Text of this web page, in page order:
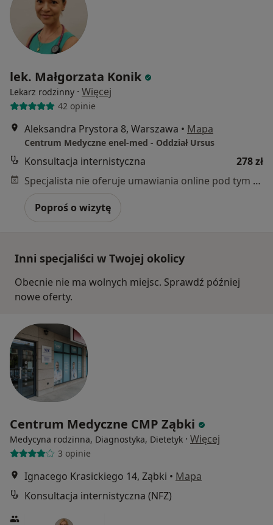
lek. Małgorzata Konik
Lekarz rodzinny · Więcej
42 opinie
Aleksandra Prystora 8, Warszawa • Mapa
Centrum Medyczne enel-med - Oddział Ursus
Konsultacja internistyczna
278 zł
Specjalista nie oferuje umawiania online pod tym adresem.
Poproś o wizytę
Inni specjaliści w Twojej okolicy
Obecnie nie ma wolnych miejsc. Sprawdź później
nowe oferty.
Centrum Medyczne CMP Ząbki
Medycyna rodzinna, Diagnostyka, Dietetyk · Więcej
3 opinie
Ignacego Krasickiego 14, Ząbki • Mapa
Konsultacja internistyczna (NFZ)